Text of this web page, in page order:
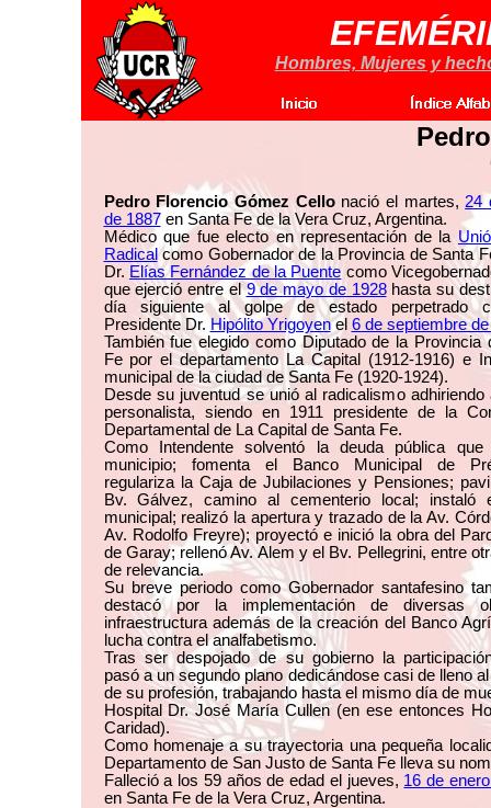
Hombres, Mujeres y
Pedro Florencio Gómez Cellonació el martes, 24
de 1887en Santa Fe de la Vera Cruz, Argentina.
Médico que fue electo en representación de la
Radicalcomo Gobernador de la Provincia de Santa
Dr. Elías Fernández de la Puente como
que ejerció entre el9 de mayo de 1928hasta su
día siguiente al golpe de estado perpetrado
Presidente Dr. Hipólito Yrigoyenel 6 de septiembre
También fue elegido como Diputado de la Provincia
Fe por el departamento La Capital (1912-1916) e
municipal de la ciudad de Santa Fe (1920-1924).
Desde su juventud se unió al radicalismo adhiriendo
personalista, siendo en 1911 presidente de la
Departamental de La Capital de Santa Fe.
Como Intendente solventó la deuda pública
municipio; fomenta el Banco Municipal de
regulariza la Caja de Jubilaciones y Pensiones;
Bv. Gálvez, camino al cementerio local; instaló
municipal; realizó la apertura y trazado de la Av.
Av. Rodolfo Freyre); proyectó e inició la obra del
de Garay; rellenó Av. Alem y el Bv. Pellegrini, entre
de relevancia.
Su breve periodo como Gobernador santafesino
destacó por la implementación de diversas
infraestructura además de la creación del Banco
lucha contra el analfabetismo.
Tras ser despojado de su gobierno la
pasó a un segundo plano dedicándose casi de lleno
de su profesión, trabajando hasta el mismo día de
Hospital Dr. José María Cullen (en ese entonces
Caridad).
Como homenaje a su trayectoria una pequeña
Departamento de San Justo de Santa Fe lleva su
Falleció a los 59 años de edad el jueves, 16 de
en Santa Fe de la Vera Cruz, Argentina.